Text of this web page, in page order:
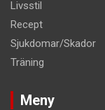
Livsstil
Recept
Sjukdomar/Skador
Träning
Meny